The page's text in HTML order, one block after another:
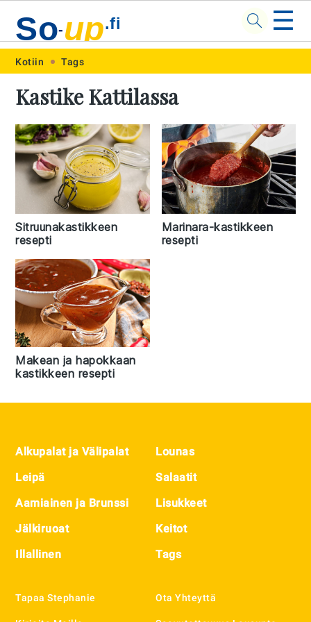
Skip
primary
navigation
Skip
main
content
Skip
primary
sidebar
Skip
footer
So-up.fi ☰
Kotiin Tags
Kastike Kattilassa
Sitruunakastikkeen
resepti
Marinara-kastikkeen
resepti
Makean ja hapokkaan
kastikkeen resepti
Footer
Alkupalat ja Välipalat
Leipä
Aamiainen ja Brunssi
Jälkiruoat
Illallinen
Lounas
Salaatit
Lisukkeet
Keitot
Tags
Tapaa Stephanie Ota Yhteyttä